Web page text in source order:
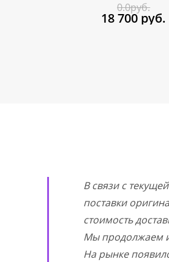
0.0руб.
18 700 руб.
В связи с
поставки
стоимость
Мы продолжаем
На рынке